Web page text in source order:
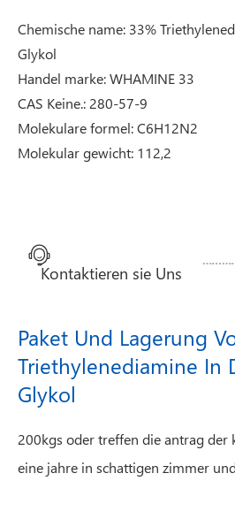
Chemische name: 33%
Glykol
Handel marke: WHAMINE 33
CAS Keine.: 280-57-9
Molekulare formel: C6H12N2
Molekular gewicht: 112,2
Kontaktieren sie Uns
Paket Und Lagerung
Triethylenediamine In
Glykol
200kgs oder treffen die antrag der
eine jahre in schattigen zimmer